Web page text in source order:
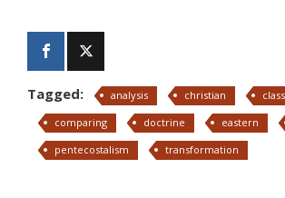
Tagged: analysis christian
comparing
doctrine eastern
pentecostalism
transformation